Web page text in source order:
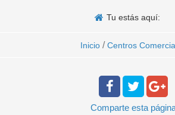
Tu estás aquí:
Inicio / Centros
Comparte esta